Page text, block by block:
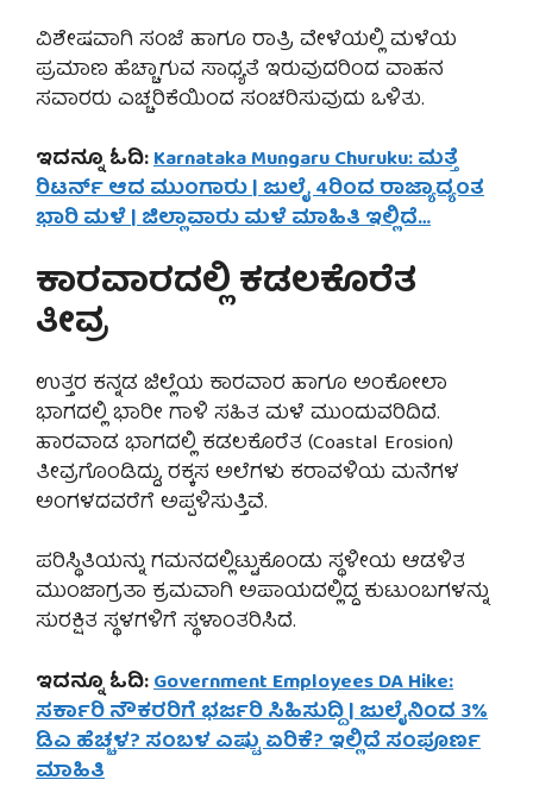
ವಿಶೇಷವಾಗಿ ಸಂಜೆ ಹಾಗೂ ರಾತ್ರಿ ವೇಳೆಯಲ್ಲಿ ಮಳೆಯ
ಪ್ರಮಾಣ ಹೆಚ್ಚಾಗುವ ಸಾಧ್ಯತೆ ಇರುವುದರಿಂದ ವಾಹನ
ಸವಾರರು ಎಚ್ಚರಿಕೆಯಿಂದ ಸಂಚರಿಸುವುದು ಒಳಿತು.
ಇದನ್ನೂ ಓದಿ:Karnataka Mungaru Churuku: ಮತ್ತೆ
ರಿಟರ್ನ್ ಆದ ಮುಂಗಾರು | ಜುಲೈ 4ರಿಂದ ರಾಜ್ಯಾದ್ಯಂತ
ಭಾರಿ ಮಳೆ | ಜಿಲ್ಲಾವಾರು ಮಳೆ ಮಾಹಿತಿ ಇಲ್ಲಿದೆ…
ಕಾರವಾರದಲ್ಲಿ ಕಡಲಕೊರೆತ
ತೀವ್ರ
ಉತ್ತರ ಕನ್ನಡ ಜಿಲ್ಲೆಯ ಕಾರವಾರ ಹಾಗೂ ಅಂಕೋಲಾ
ಭಾಗದಲ್ಲಿ ಭಾರೀ ಗಾಳಿ ಸಹಿತ ಮಳೆ ಮುಂದುವರಿದಿದೆ.
ಹಾರವಾಡ ಭಾಗದಲ್ಲಿ ಕಡಲಕೊರೆತ (Coastal Erosion)
ತೀವ್ರಗೊಂಡಿದ್ದು, ರಕ್ಕಸ ಅಲೆಗಳು ಕರಾವಳಿಯ ಮನೆಗಳ
ಅಂಗಳದವರೆಗೆ ಅಪ್ಪಳಿಸುತ್ತಿವೆ.
ಪರಿಸ್ಥಿತಿಯನ್ನು ಗಮನದಲ್ಲಿಟ್ಟುಕೊಂಡು ಸ್ಥಳೀಯ ಆಡಳಿತ
ಮುಂಜಾಗ್ರತಾ ಕ್ರಮವಾಗಿ ಅಪಾಯದಲ್ಲಿದ್ದ ಕುಟುಂಬಗಳನ್ನು
ಸುರಕ್ಷಿತ ಸ್ಥಳಗಳಿಗೆ ಸ್ಥಳಾಂತರಿಸಿದೆ.
ಇದನ್ನೂ ಓದಿ:Government Employees DA Hike:
ಸರ್ಕಾರಿ ನೌಕರರಿಗೆ ಭರ್ಜರಿ ಸಿಹಿಸುದ್ದಿ | ಜುಲೈನಿಂದ 3%
ಡಿಎ ಹೆಚ್ಚಳ? ಸಂಬಳ ಎಷ್ಟು ಏರಿಕೆ? ಇಲ್ಲಿದೆ ಸಂಪೂರ್ಣ
ಮಾಹಿತಿ